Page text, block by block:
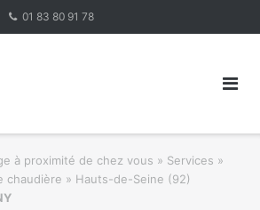
01 83 80 91 78
à proximité de chez vous » Services »
chaudière » Hauts-de-Seine (92)